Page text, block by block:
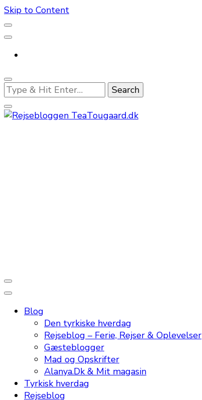
Skip to Content
Looking
for
Something?
Rejsebloggen TeaTougaard.dk
Blog
Den tyrkiske hverdag
Rejseblog – Ferie, Rejser & Oplevelser
Gæsteblogger
Mad og Opskrifter
Alanya.Dk & Mit magasin
Tyrkisk hverdag
Rejseblog